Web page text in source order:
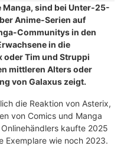
sind bei Unter-25-
Anime-Serien auf
Communitys in den
in die
oder Tim und Struppi
mittleren Alters oder
von Galaxus zeigt.
die Reaktion von Asterix,
von Comics und Manga
kaufte 2025
Exemplare wie noch 2023.